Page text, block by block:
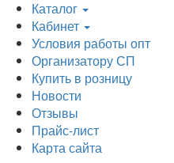
Каталог
Кабинет
Условия работы опт
Организатору СП
Купить в розницу
Новости
Отзывы
Прайс-лист
Карта сайта